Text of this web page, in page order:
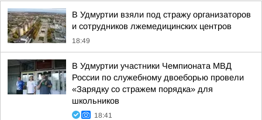
В Удмуртии взяли под стражу организаторов
и сотрудников лжемедицинских центров
18:49
В Удмуртии участники Чемпионата МВД
России по служебному двоеборью провели
«Зарядку со стражем порядка» для
школьников
18:41